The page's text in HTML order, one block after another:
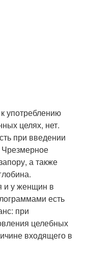
употреблению
целях, нет.
при введении
Чрезмерное
а также
и у женщин в
есть
при
целебных
входящего в